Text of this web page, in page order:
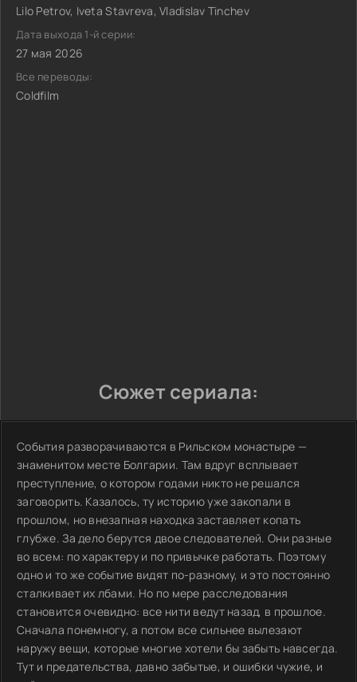
Lilo Petrov, Iveta Stavreva, Vladislav Tinchev
Дата выхода 1-й серии:
27 мая 2026
Все переводы:
Coldfilm
Сюжет сериала:
События разворачиваются в Рильском монастыре —
знаменитом месте Болгарии. Там вдруг всплывает
преступление, о котором годами никто не решался
заговорить. Казалось, ту историю уже закопали в
прошлом, но внезапная находка заставляет копать
глубже. За дело берутся двое следователей. Они разные
во всем: по характеру и по привычке работать. Поэтому
одно и то же событие видят по-разному, и это постоянно
сталкивает их лбами. Но по мере расследования
становится очевидно: все нити ведут назад, в прошлое.
Сначала понемногу, а потом все сильнее вылезают
наружу вещи, которые многие хотели бы забыть навсегда.
Тут и предательства, давно забытые, и ошибки чужие, и